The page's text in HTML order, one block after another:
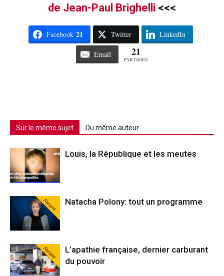
de Jean-Paul Brighelli <<<
Facebook 21 Twitter LinkedIn
Email 21
PARTAGES
Sur le même sujet Du même auteur
Louis, la République et les meutes
Abonné Natacha Polony: tout un programme
Abonné
L’apathie française, dernier carburant
du pouvoir